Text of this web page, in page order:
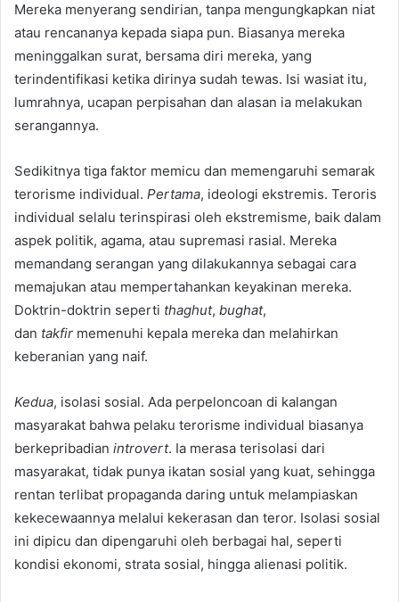
Mereka menyerang sendirian, tanpa mengungkapkan niat
atau rencananya kepada siapa pun. Biasanya mereka
meninggalkan surat, bersama diri mereka, yang
terindentifikasi ketika dirinya sudah tewas. Isi wasiat itu,
lumrahnya, ucapan perpisahan dan alasan ia melakukan
serangannya.
Sedikitnya tiga faktor memicu dan memengaruhi semarak
terorisme individual. Pertama, ideologi ekstremis. Teroris
individual selalu terinspirasi oleh ekstremisme, baik dalam
aspek politik, agama, atau supremasi rasial. Mereka
memandang serangan yang dilakukannya sebagai cara
memajukan atau mempertahankan keyakinan mereka.
Doktrin-doktrin seperti thaghut, bughat,
dan takfir memenuhi kepala mereka dan melahirkan
keberanian yang naif.
Kedua, isolasi sosial. Ada perpeloncoan di kalangan
masyarakat bahwa pelaku terorisme individual biasanya
berkepribadian introvert. Ia merasa terisolasi dari
masyarakat, tidak punya ikatan sosial yang kuat, sehingga
rentan terlibat propaganda daring untuk melampiaskan
kekecewaannya melalui kekerasan dan teror. Isolasi sosial
ini dipicu dan dipengaruhi oleh berbagai hal, seperti
kondisi ekonomi, strata sosial, hingga alienasi politik.